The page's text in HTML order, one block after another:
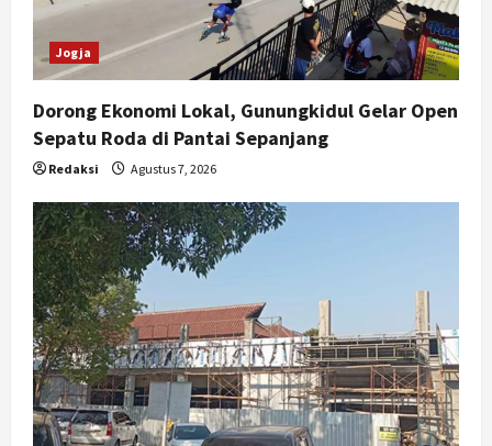
Jogja
Dorong Ekonomi Lokal, Gunungkidul Gelar Open
Sepatu Roda di Pantai Sepanjang
Redaksi Agustus 7, 2026